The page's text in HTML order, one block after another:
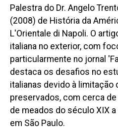
Palestra do Dr. Angelo
(2008) de História da
L'Orientale di Napoli. O
italiana no exterior, com
particularmente no jornal
destaca os desafios no
italianas devido à limitação
preservados, com cerca
de meados do século XIX
em São Paulo.